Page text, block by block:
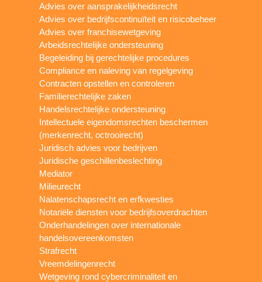
Advies over aansprakelijkheidsrecht
Advies over bedrijfscontinuïteit en risicobeheer
Advies over franchisewetgeving
Arbeidsrechtelijke ondersteuning
Begeleiding bij gerechtelijke procedures
Compliance en naleving van regelgeving
Contracten opstellen en controleren
Familierechtelijke zaken
Handelsrechtelijke ondersteuning
Intellectuele eigendomsrechten beschermen
(merkenrecht, octrooirecht)
Juridisch advies voor bedrijven
Juridische geschillenbeslechting
Mediator
Milieurecht
Nalatenschapsrecht en erfkwesties
Notariële diensten voor bedrijfsoverdrachten
Onderhandelingen over internationale
handelsovereenkomsten
Strafrecht
Vreemdelingenrecht
Wetgeving rond cybercriminaliteit en